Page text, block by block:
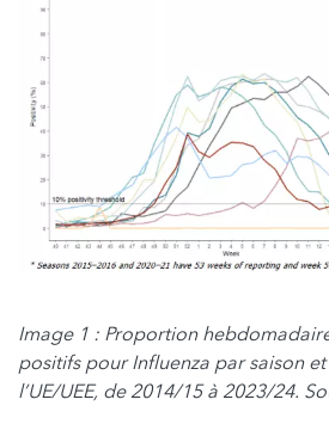
Image 1 : Proportion
positifs pour Influenza par saison
l’UE/UEE, de 2014/15 à 2023/24.